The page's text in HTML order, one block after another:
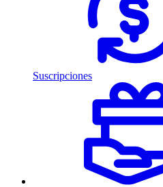
Suscripciones